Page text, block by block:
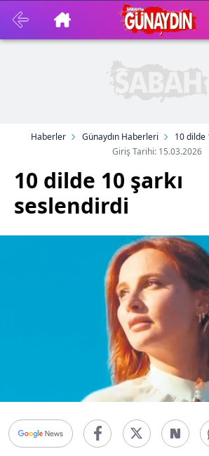
Haberler Günaydın Haberleri
10 dilde
Giriş Tarihi: 15.03.2026
10 dilde 10 şarkı
seslendirdi